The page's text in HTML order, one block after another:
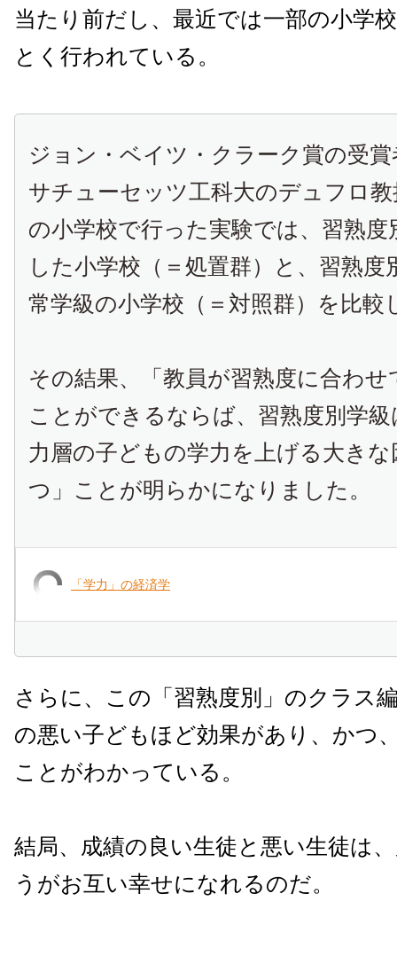
当たり前だし、最近では一部の小学
とく行われている。
ジョン・ベイツ・クラーク賞の受
サチューセッツ工科大のデュフロ
の小学校で行った実験では、習熟度
した小学校（＝処置群）と、習熟度
常学級の小学校（＝対照群）を比較
その結果、「教員が習熟度に合わ
ことができるならば、習熟度別学
力層の子どもの学力を上げる大き
つ」ことが明らかになりました。
「学力」の経済学
さらに、この「習熟度別」のクラス
の悪い子どもほど効果があり、かつ
ことがわかっている。
結局、成績の良い生徒と悪い生徒は
うがお互い幸せになれるのだ。